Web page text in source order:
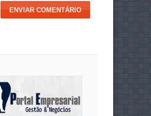
ENVIAR COMENTÁRIO